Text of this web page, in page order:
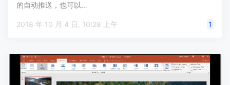
的自动推送，也可以…
2018 年 10 月 4 日, 10:28 上午 1